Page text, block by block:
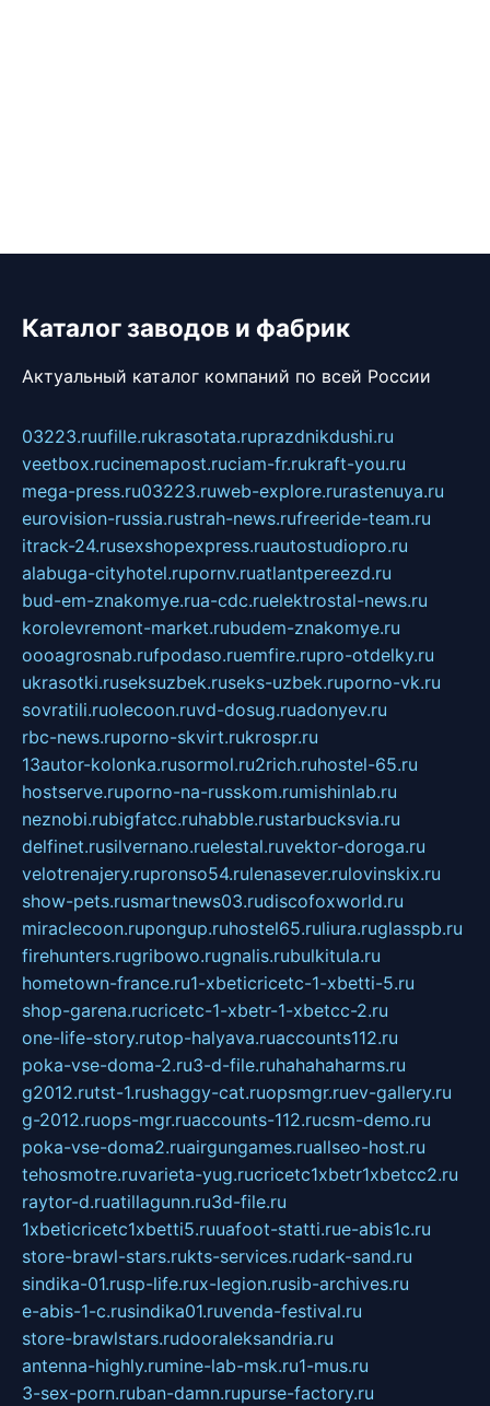
Каталог заводов и фабрик
Актуальный каталог компаний по всей России
03223.ruufille.rukrasotata.ruprazdnikdushi.ru
veetbox.rucinemapost.ruciam-fr.rukraft-you.ru
mega-press.ru03223.ruweb-explore.rurastenuya.ru
eurovision-russia.rustrah-news.rufreeride-team.ru
itrack-24.rusexshopexpress.ruautostudiopro.ru
alabuga-cityhotel.rupornv.ruatlantpereezd.ru
bud-em-znakomye.rua-cdc.ruelektrostal-news.ru
korolevremont-market.rubudem-znakomye.ru
oooagrosnab.rufpodaso.ruemfire.rupro-otdelky.ru
ukrasotki.ruseksuzbek.ruseks-uzbek.ruporno-vk.ru
sovratili.ruolecoon.ruvd-dosug.ruadonyev.ru
rbc-news.ruporno-skvirt.rukrospr.ru
13autor-kolonka.rusormol.ru2rich.ruhostel-65.ru
hostserve.ruporno-na-russkom.rumishinlab.ru
neznobi.rubigfatcc.ruhabble.rustarbucksvia.ru
delfinet.rusilvernano.ruelestal.ruvektor-doroga.ru
velotrenajery.rupronso54.rulenasever.rulovinskix.ru
show-pets.rusmartnews03.rudiscofoxworld.ru
miraclecoon.rupongup.ruhostel65.ruliura.ruglasspb.ru
firehunters.rugribowo.rugnalis.rubulkitula.ru
hometown-france.ru1-xbeticricetc-1-xbetti-5.ru
shop-garena.rucricetc-1-xbetr-1-xbetcc-2.ru
one-life-story.rutop-halyava.ruaccounts112.ru
poka-vse-doma-2.ru3-d-file.ruhahahaharms.ru
g2012.rutst-1.rushaggy-cat.ruopsmgr.ruev-gallery.ru
g-2012.ruops-mgr.ruaccounts-112.rucsm-demo.ru
poka-vse-doma2.ruairgungames.ruallseo-host.ru
tehosmotre.ruvarieta-yug.rucricetc1xbetr1xbetcc2.ru
raytor-d.ruatillagunn.ru3d-file.ru
1xbeticricetc1xbetti5.ruuafoot-statti.rue-abis1c.ru
store-brawl-stars.rukts-services.rudark-sand.ru
sindika-01.rusp-life.rux-legion.rusib-archives.ru
e-abis-1-c.rusindika01.ruvenda-festival.ru
store-brawlstars.rudooraleksandria.ru
antenna-highly.rumine-lab-msk.ru1-mus.ru
3-sex-porn.ruban-damn.rupurse-factory.ru